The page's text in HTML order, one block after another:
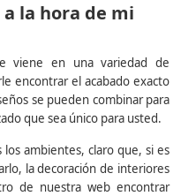
la hora de mi
viene en una variedad de
encontrar el acabado exacto
se pueden combinar para
que sea único para usted.
ambientes, claro que, si es
la decoración de interiores
de nuestra web encontrar